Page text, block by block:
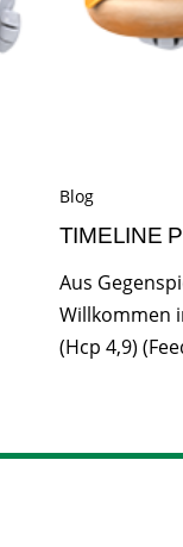
Blog
TIMELINE
Aus
Willkommen
(Hcp 4,9)